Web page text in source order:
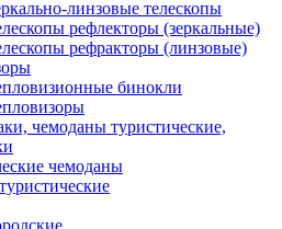
линзовые телескопы
рефлекторы (зеркальные)
рефракторы (линзовые)
бинокли
чемоданы туристические,
чемоданы